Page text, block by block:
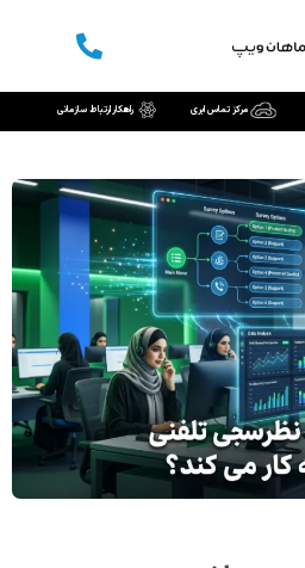
مرکز تماس ابری راهکار ارتباط سازمانی